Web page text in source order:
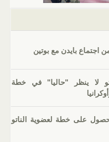
اجتماع بايدن مع بوتين
لا ينظر "حاليا" في خطة
على خطة لعضوية الناتو